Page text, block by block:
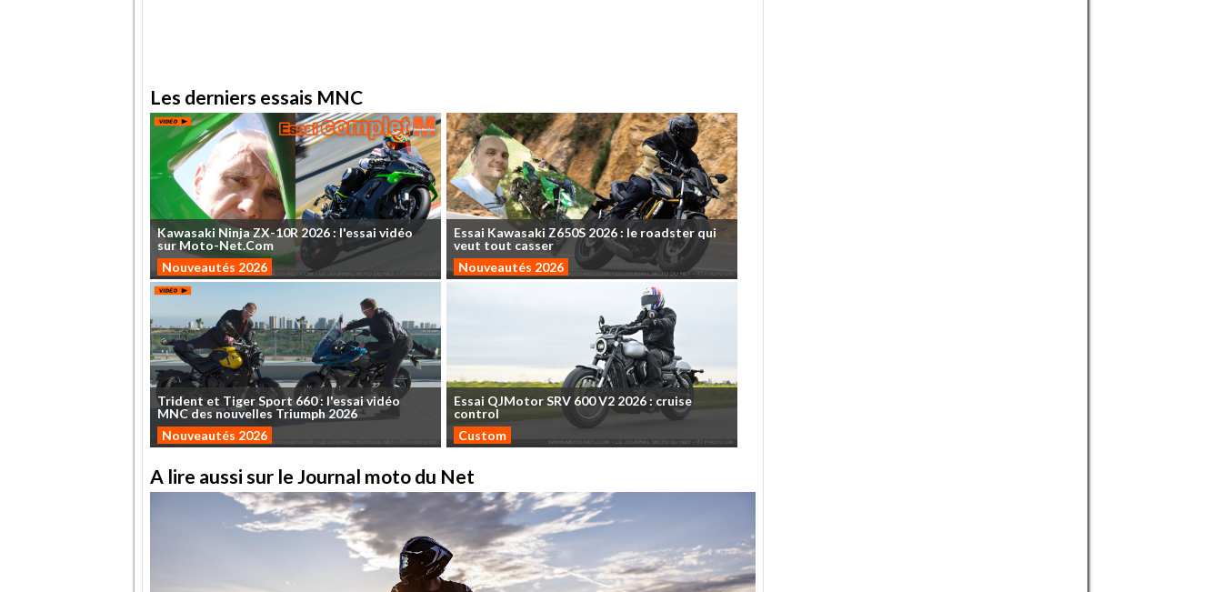
Les derniers essais MNC
Kawasaki NinjaZX-10R 2026 : l'essai vidéo
sur Moto-Net.Com
Nouveautés 2026
Essai Kawasaki Z650S2026:le roadster qui
veut tout casser
Nouveautés 2026
Trident et TigerSport 660: l'essaividéo
MNCdesnouvelles Triumph2026
Nouveautés 2026
Essai QJMotorSRV 600V2 2026: cruise
control
Custom
A lire aussi sur le Journal moto du Net